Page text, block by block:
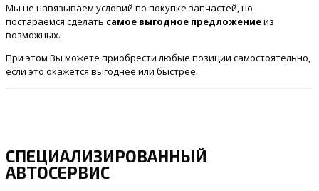
Мы не навязываем условий по покупке запчастей, но
постараемся сделать самое выгодное предложениеиз
возможных.
При этом Вы можете приобрести любые позиции самостоятельно,
если это окажется выгоднее или быстрее.
СПЕЦИАЛИЗИРОВАННЫЙ
АВТОСЕРВИС